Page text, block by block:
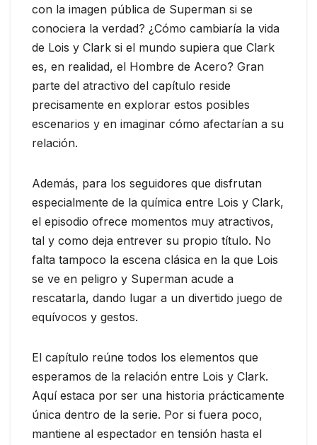
con la imagen pública de Superman si se
conociera la verdad? ¿Cómo cambiaría la vida
de Lois y Clark si el mundo supiera que Clark
es, en realidad, el Hombre de Acero? Gran
parte del atractivo del capítulo reside
precisamente en explorar estos posibles
escenarios y en imaginar cómo afectarían a su
relación.
Además, para los seguidores que disfrutan
especialmente de la química entre Lois y Clark,
el episodio ofrece momentos muy atractivos,
tal y como deja entrever su propio título. No
falta tampoco la escena clásica en la que Lois
se ve en peligro y Superman acude a
rescatarla, dando lugar a un divertido juego de
equívocos y gestos.
El capítulo reúne todos los elementos que
esperamos de la relación entre Lois y Clark.
Aquí estaca por ser una historia prácticamente
única dentro de la serie. Por si fuera poco,
mantiene al espectador en tensión hasta el